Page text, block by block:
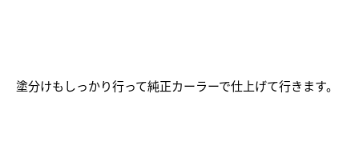
塗分けもしっかり行って純正カーラーで仕上げて行きます。